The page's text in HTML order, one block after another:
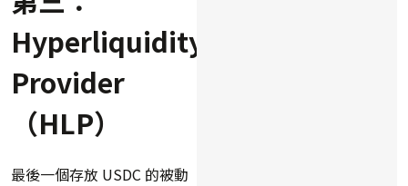
Hyperliquidity
Provider
（HLP）
最後一個存放 USDC 的被動